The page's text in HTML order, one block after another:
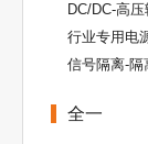
DC/DC-高
行业专用电
信号隔离-隔
全一